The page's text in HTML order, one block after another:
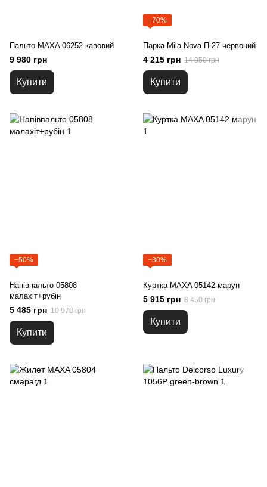
Пальто MAXA 06252 кавовий
9 980 грн
Купити
−70%
Парка Mila Nova П-27 червоний
4 215 грн 14 050 грн
Купити
−50%
Напівпальто 05808
малахіт+рубін
5 485 грн 10 970 грн
Купити
−30%
Куртка MAXA 05142 марун
5 915 грн 8 450 грн
Купити